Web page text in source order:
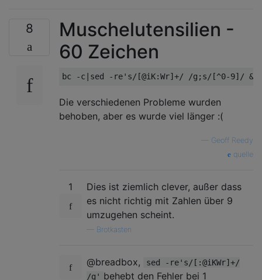
8
Muschelutensilien -
60 Zeichen
Die verschiedenen Probleme wurden
behoben, aber es wurde viel länger :(
Geoff Reedy
quelle
1
Dies ist ziemlich clever, außer dass
es nicht richtig mit Zahlen über 9
umzugehen scheint.
Brotkasten
@breadbox,
sed -re's/[:@iKWr]+/
/g' behebt den Fehler bei 1